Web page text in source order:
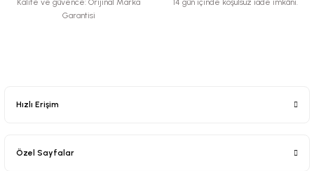
Kalite ve güvence: Orijinal Marka
Garantisi
14 gün içinde koşulsuz iade imkânı.
Hızlı Erişim
Özel Sayfalar